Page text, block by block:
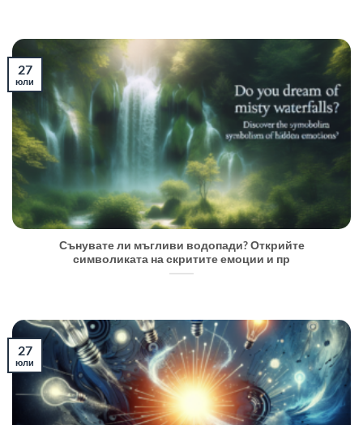
Сънувате ли мъгливи водопади? Открийте
символиката на скритите емоции и пр
27
юли
27
юли